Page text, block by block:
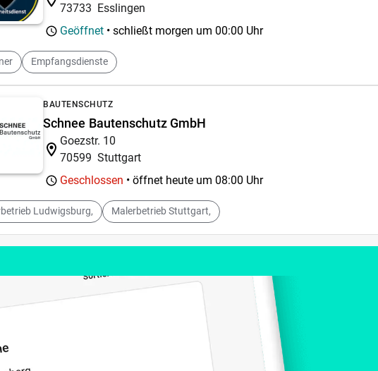
73733 Esslingen
Geöffnet • schließt morgen um 00:00 Uhr
Empfangsdienste
BAUTENSCHUTZ
Schnee Bautenschutz GmbH
Goezstr. 10
70599 Stuttgart
Geschlossen • öffnet heute um 08:00 Uhr
Ludwigsburg, Malerbetrieb Stuttgart,